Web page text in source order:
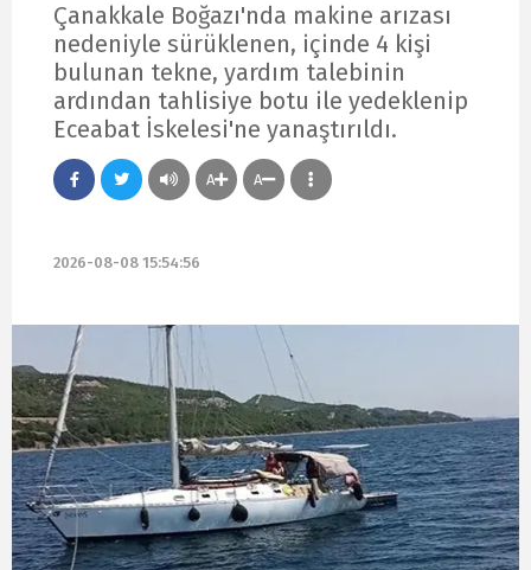
Çanakkale Boğazı'nda makine arızası
nedeniyle sürüklenen, içinde 4 kişi
bulunan tekne, yardım talebinin
ardından tahlisiye botu ile yedeklenip
Eceabat İskelesi'ne yanaştırıldı.
A A
2026-08-08 15:54:56